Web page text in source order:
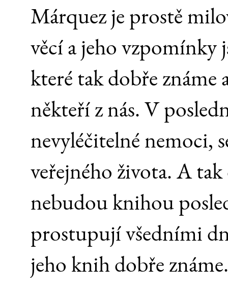
Márquez je prostě
věcí a jeho
které tak dobře známe
někteří z nás. V
nevyléčitelné nemoci,
veřejného života. A
nebudou knihou
prostupují všedními
jeho knih dobře známe.